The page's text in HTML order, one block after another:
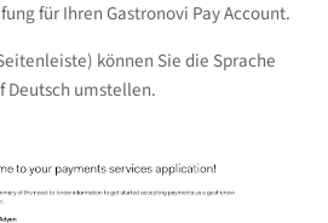
für Ihren Gastronovi Pay Account.
können Sie die Sprache
Deutsch umstellen.